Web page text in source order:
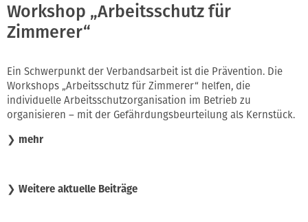
Workshop „Arbeitsschutz für
Zimmerer“
Ein Schwerpunkt der Verbandsarbeit ist die Prävention. Die
Workshops „Arbeitsschutz für Zimmerer“ helfen, die
individuelle Arbeitsschutzorganisation im Betrieb zu
organisieren – mit der Gefährdungsbeurteilung als Kernstück.
❯ mehr
❯ Weitere aktuelle Beiträge